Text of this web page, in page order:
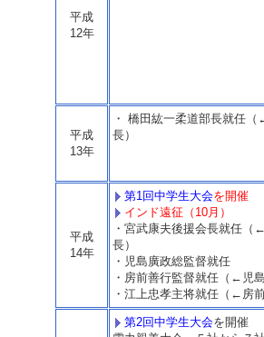
平成
12年
平成
13年
・ 橋田紘一柔道部長就任
長）
平成
14年
第1回中学生大会を開催
インド遠征（10月）
・宮武康夫後援会長就任（
長）
・児島廣政総監督就任
・房前善行監督就任（←児島
・江上忠孝主将就任（←房前
第2回中学生大会を開催